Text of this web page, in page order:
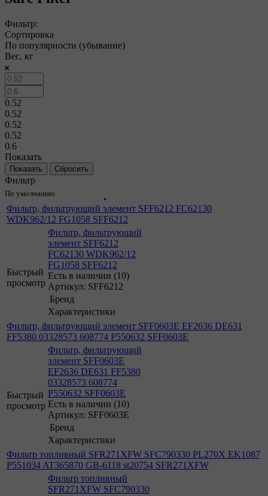
Фильтр:
Сортировка
По популярности (убывание)
Вес, кг
0.52
0.52
0.52
0.52
0.6
Показать
Сбросить
Фильтр
По умолчанию
Фильтр, фильтрующий элемент SFF6212 FC62130
WDK962/12 FG1058 SFF6212
Быстрый
просмотр
Фильтр, фильтрующий
элемент SFF6212
FC62130 WDK962/12
FG1058 SFF6212
Есть в наличии (10)
Артикул: SFF6212
Бренд
Характеристики
Фильтр, фильтрующий элемент SFF0603E EF2636 DE631
FF5380 03328573 608774 P550632 SFF0603E
Быстрый
просмотр
Фильтр, фильтрующий
элемент SFF0603E
EF2636 DE631 FF5380
03328573 608774
P550632 SFF0603E
Есть в наличии (10)
Артикул: SFF0603E
Бренд
Характеристики
Фильтр топливный SFR271XFW SFC790330 PL270X EK1087
P551034 AT365870 GB-6118 st20754 SFR271XFW
Фильтр топливный
SFR271XFW SFC790330